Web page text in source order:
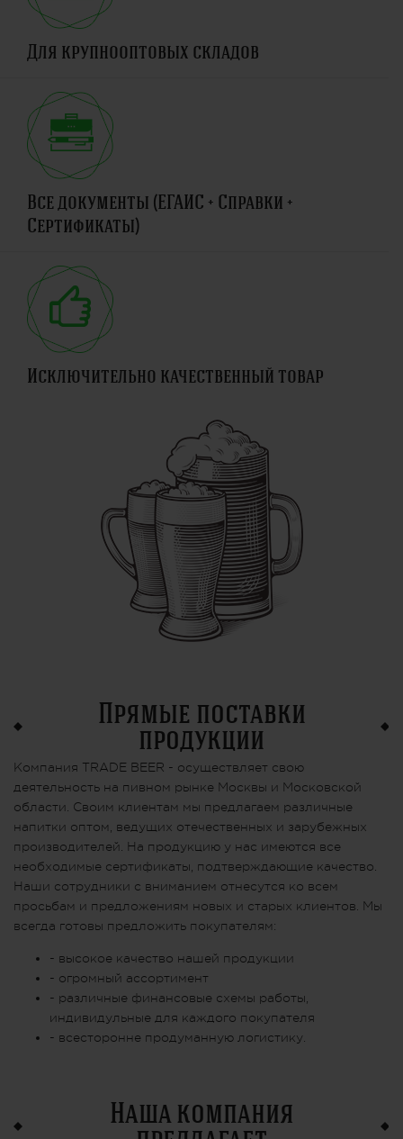
Для крупнооптовых складов
Все документы (ЕГАИС + Справки +
Сертификаты)
Исключительно качественный товар
Прямые поставки
продукции
Компания TRADE BEER - осуществляет свою
деятельность на пивном рынке Москвы и Московской
области. Своим клиентам мы предлагаем различные
напитки оптом, ведущих отечественных и зарубежных
производителей. На продукцию у нас имеются все
необходимые сертификаты, подтверждающие качество.
Наши сотрудники с вниманием отнесутся ко всем
просьбам и предложениям новых и старых клиентов. Мы
всегда готовы предложить покупателям:
- высокое качество нашей продукции
- огромный ассортимент
- различные финансовые схемы работы,
индивидульные для каждого покупателя
- всесторонне продуманную логистику.
Наша компания